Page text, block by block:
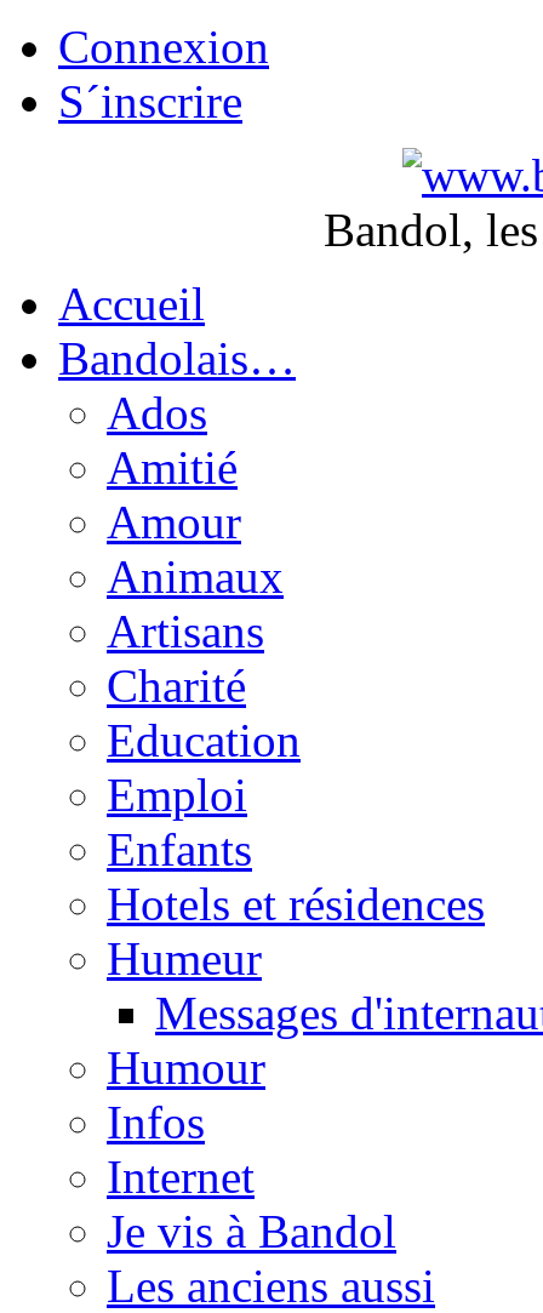
Connexion
S´inscrire
Bandol,
Accueil
Bandolais…
Ados
Amitié
Amour
Animaux
Artisans
Charité
Education
Emploi
Enfants
Hotels et résidences
Humeur
Messages
Humour
Infos
Internet
Je vis à Bandol
Les anciens aussi